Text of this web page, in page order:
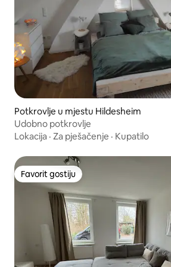
Potkrovlje u mjestu Hildesheim
Udobno potkrovlje
Lokacija · Za pješačenje · Kupatilo
Favorit gostiju
Favorit gostiju